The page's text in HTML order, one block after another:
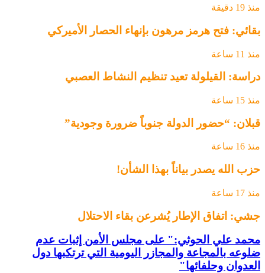
منذ 19 دقيقة
بقائي: فتح هرمز مرهون بإنهاء الحصار الأميركي
منذ 11 ساعة
دراسة: القيلولة تعيد تنظيم النشاط العصبي
منذ 15 ساعة
قبلان: “حضور الدولة جنوباً ضرورة وجودية”
منذ 16 ساعة
حزب الله يصدر بياناً بهذا الشأن!
منذ 17 ساعة
جشي: اتفاق الإطار يُشرعن بقاء الاحتلال
محمد علي الحوثي:" على مجلس الأمن إثبات عدم
ضلوعه بالمجاعة والمجازر اليومية التي ترتكبها دول
العدوان وحلفائها"